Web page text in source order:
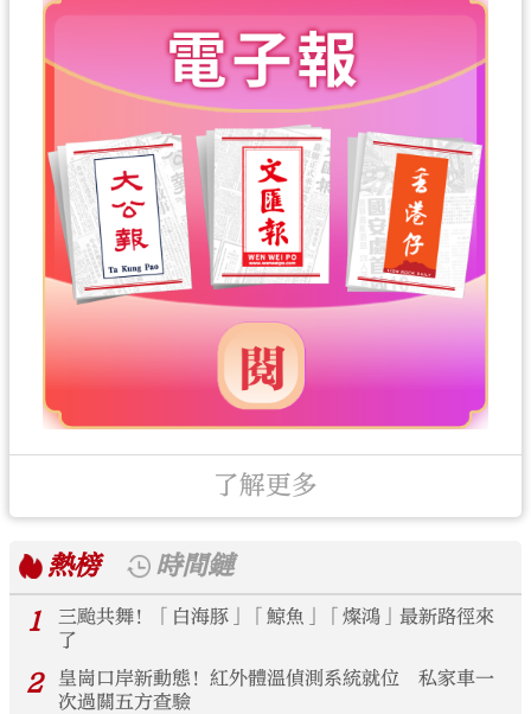
了解更多
熱榜
時間鏈
1
三颱共舞！「白海豚」「鯨魚」「燦鴻」最新路徑來
了
2
皇崗口岸新動態！紅外體溫偵測系統就位 私家車一
次過關五方查驗